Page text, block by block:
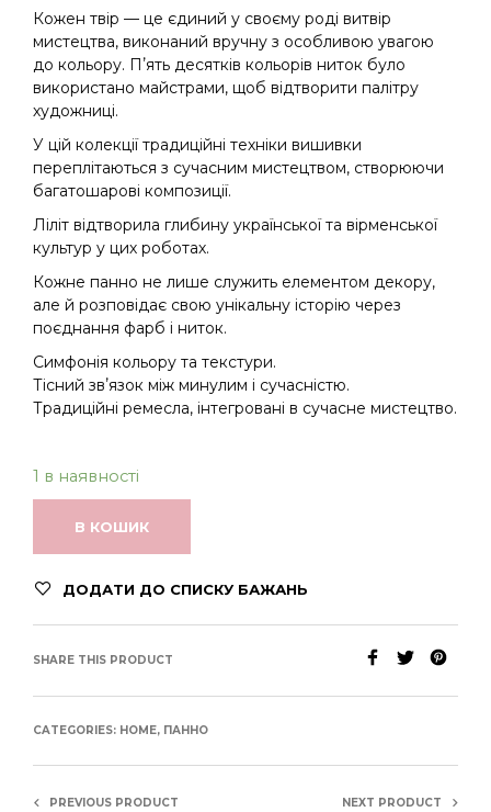
Кожен твір — це єдиний у своєму роді витвір
мистецтва, виконаний вручну з особливою увагою
до кольору. Пʼять десятків кольорів ниток було
використано майстрами, щоб відтворити палітру
художниці.
У цій колекції традиційні техніки вишивки
переплітаються з сучасним мистецтвом, створюючи
багатошарові композиції.
Ліліт відтворила глибину української та вірменської
культур у цих роботах.
Кожне панно не лише служить елементом декору,
але й розповідає свою унікальну історію через
поєднання фарб і ниток.
Симфонія кольору та текстури.
Тісний звʼязок між минулим і сучасністю.
Традиційні ремесла, інтегровані в сучасне мистецтво.
1 в наявності
В КОШИК
ДОДАТИ ДО СПИСКУ БАЖАНЬ
SHARE THIS PRODUCT
CATEGORIES: HOME, ПАННО
PREVIOUS PRODUCT NEXT PRODUCT